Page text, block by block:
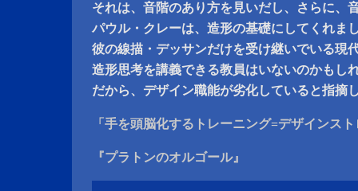
それは、音階のあり方を見いだし、さらに、
パウル・クレーは、造形の基礎にしてくれま
彼の線描・デッサンだけを受け継いでいる現
造形思考を講義できる教員はいないのかもし
だから、デザイン職能が劣化していると指摘
「手を頭脳化するトレーニング=デザインス
『プラトンのオルゴール』